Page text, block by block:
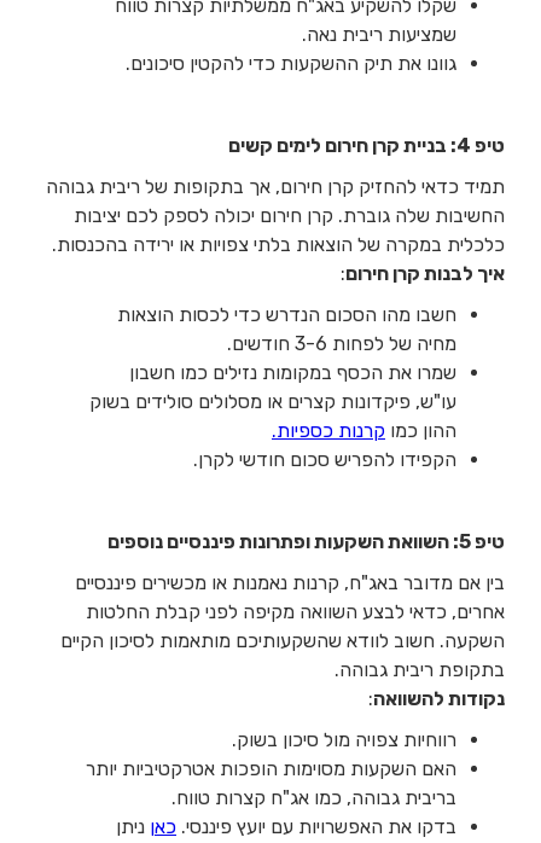
שקלו להשקיע באג"ח ממשלתיות קצרות טווח
שמציעות ריבית נאה.
גוונו את תיק ההשקעות כדי להקטין סיכונים.
טיפ 4: בניית קרן חירום לימים קשים
תמיד כדאי להחזיק קרן חירום, אך בתקופות של ריבית גבוהה
החשיבות שלה גוברת. קרן חירום יכולה לספק לכם יציבות
כלכלית במקרה של הוצאות בלתי צפויות או ירידה בהכנסות.
איך לבנות קרן חירום:
חשבו מהו הסכום הנדרש כדי לכסות הוצאות
מחיה של לפחות 3-6 חודשים.
שמרו את הכסף במקומות נזילים כמו חשבון
עו"ש, פיקדונות קצרים או מסלולים סולידים בשוק
ההון כמו קרנות כספיות.
הקפידו להפריש סכום חודשי לקרן.
טיפ 5: השוואת השקעות ופתרונות פיננסיים נוספים
בין אם מדובר באג"ח, קרנות נאמנות או מכשירים פיננסיים
אחרים, כדאי לבצע השוואה מקיפה לפני קבלת החלטות
השקעה. חשוב לוודא שהשקעותיכם מותאמות לסיכון הקיים
בתקופת ריבית גבוהה.
נקודות להשוואה:
רווחיות צפויה מול סיכון בשוק.
האם השקעות מסוימות הופכות אטרקטיביות יותר
בריבית גבוהה, כמו אג"ח קצרות טווח.
בדקו את האפשרויות עם יועץ פיננסי. כאן ניתן